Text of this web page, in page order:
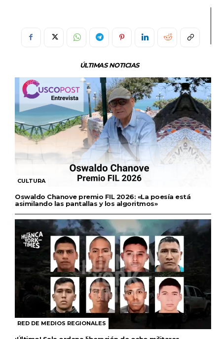
ÚLTIMAS NOTICIAS
CULTURA
Oswaldo Chanove premio FIL 2026: «La poesía está
asimilando las pantallas y los algoritmos»
RED DE MEDIOS REGIONALES